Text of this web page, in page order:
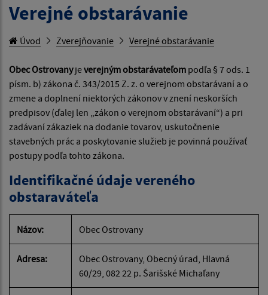
Verejné obstarávanie
Úvod Zverejňovanie Verejné obstarávanie
Obec Ostrovanyjeverejným obstarávateľom podľa § 7 ods. 1
písm. b) zákona č. 343/2015 Z. z. o verejnom obstarávaní a o
zmene a doplnení niektorých zákonov v znení neskorších
predpisov (ďalej len „zákon o verejnom obstarávaní“) a pri
zadávaní zákaziek na dodanie tovarov, uskutočnenie
stavebných prác a poskytovanie služieb je povinná používať
postupy podľa tohto zákona.
Identifikačné údaje vereného
obstaraváteľa
Názov: Obec Ostrovany
Adresa:
Obec Ostrovany, Obecný úrad, Hlavná
60/29, 082 22 p. Šarišské Michaľany